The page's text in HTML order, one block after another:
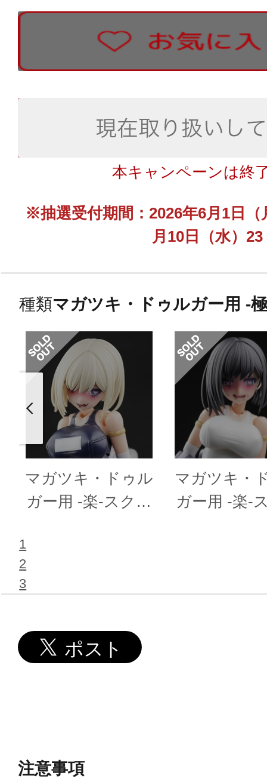
本キャンペーンは終
※抽選受付期間：2026年6月1日（
月10日（水）23
種類マガツキ・ドゥルガー用 -
マガツキ・ドゥル
ガー用 -楽-スクみ
マガツキ・
ガー用 -楽-
1
2
3
注意事項